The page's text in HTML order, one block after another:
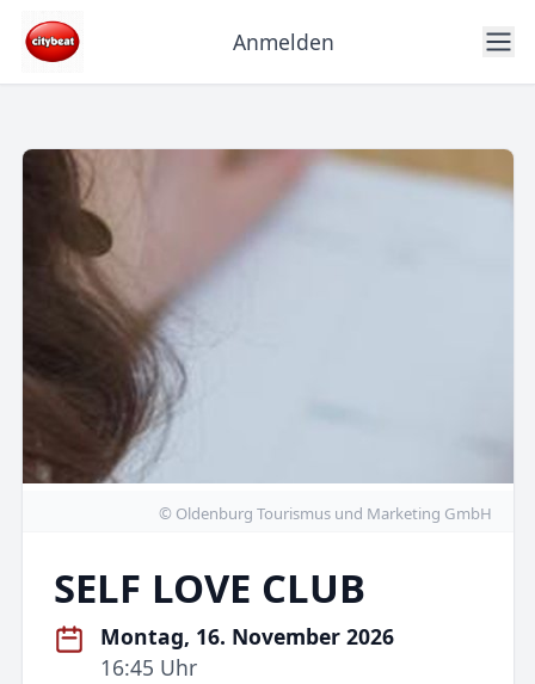
Anmelden
© Oldenburg Tourismus und Marketing GmbH
SELF LOVE CLUB
Montag, 16. November 2026
16:45 Uhr